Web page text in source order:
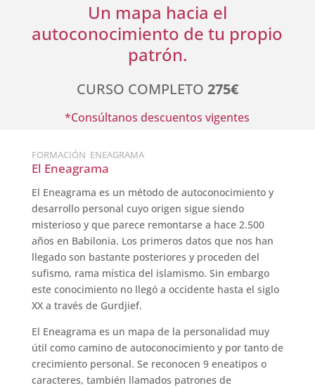
Un mapa hacia el
autoconocimiento de tu propio
patrón.
CURSO COMPLETO 275€
*Consúltanos descuentos vigentes
FORMACIÓN ENEAGRAMA
El Eneagrama
El Eneagrama es un método de autoconocimiento y
desarrollo personal cuyo origen sigue siendo
misterioso y que parece remontarse a hace 2.500
años en Babilonia. Los primeros datos que nos han
llegado son bastante posteriores y proceden del
sufismo, rama mística del islamismo. Sin embargo
este conocimiento no llegó a occidente hasta el siglo
XX a través de Gurdjief.
El Eneagrama es un mapa de la personalidad muy
útil como camino de autoconocimiento y por tanto de
crecimiento personal. Se reconocen 9 eneatipos o
caracteres, también llamados patrones de